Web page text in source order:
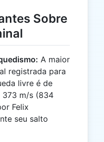
Sobre
A maior
registrada para
livre é de
373 m/s (834
Felix
seu salto